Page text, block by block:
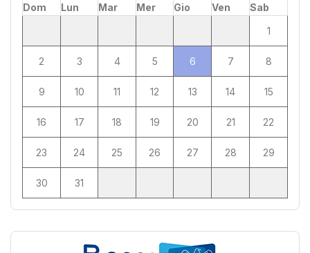
Dom Lun Mar Mer Gio Ven
Sab
1
2 3 4 5 6 7 8
9 10 11 12 13 14 15
16 17 18 19 20 21 22
23 24 25 26 27 28 29
30 31